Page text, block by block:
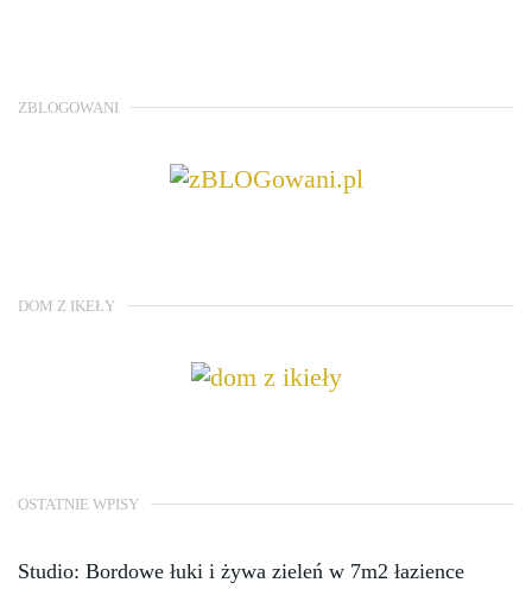
ZBLOGOWANI
DOM Z IKEŁY
OSTATNIE WPISY
Studio: Bordowe łuki i żywa zieleń w 7m2 łazience